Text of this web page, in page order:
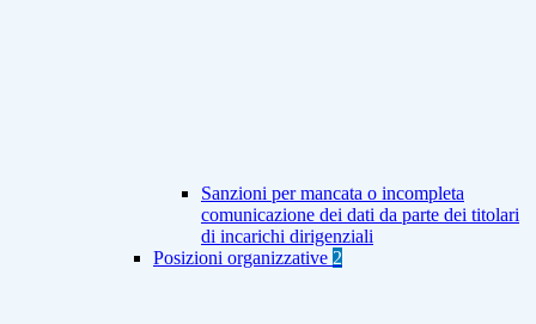
Sanzioni per mancata o incompleta
comunicazione dei dati da parte dei titolari
di incarichi dirigenziali
Posizioni organizzative 2